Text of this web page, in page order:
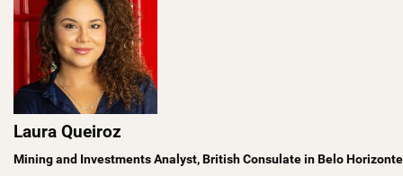
Laura Queiroz
Mining and Investments Analyst, British Consulate in Belo Horizonte